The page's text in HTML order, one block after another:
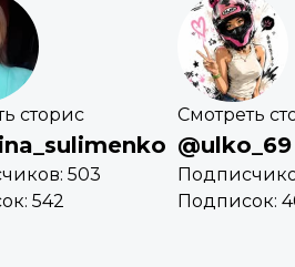
сторис
503
542
Смотреть
@ulko_69
Подписок: